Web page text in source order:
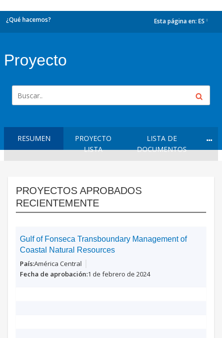
¿Qué hacemos? Esta página en: ES
Proyecto
RESUMEN
PROYECTO
LISTA
LISTA DE
DOCUMENTOS
PROYECTOS APROBADOS
RECIENTEMENTE
Gulf of Fonseca Transboundary Management of
Coastal Natural Resources
América Central
1 de febrero de 2024